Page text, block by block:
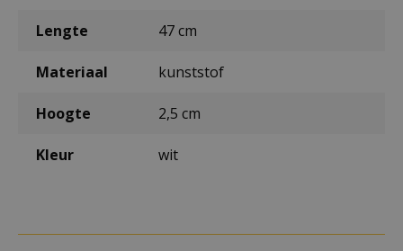
Lengte 47 cm
Materiaal kunststof
Hoogte 2,5 cm
Kleur wit